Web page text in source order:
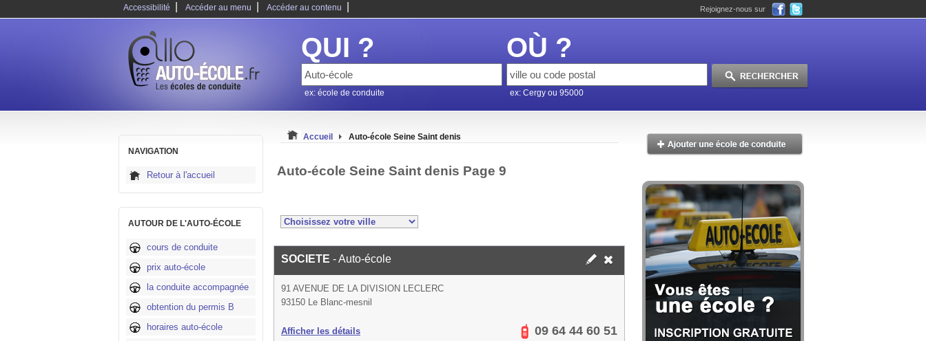
Accessibilité Accéder au menu Accéder au contenu Rejoignez-nous sur
QUI ?
ex: école de conduite
OÙ ?
ex: Cergy ou 95000
NAVIGATION
Retour à l'accueil
AUTOUR DE L'AUTO-ÉCOLE
cours de conduite
prix auto-école
la conduite accompagnée
obtention du permis B
horaires auto-école
Accueil Auto-école Seine Saint denis
Auto-école Seine Saint denis Page 9
SOCIETE - Auto-école
91 AVENUE DE LA DIVISION LECLERC
93150 Le Blanc-mesnil
Afficher les détails 09 64 44 60 51